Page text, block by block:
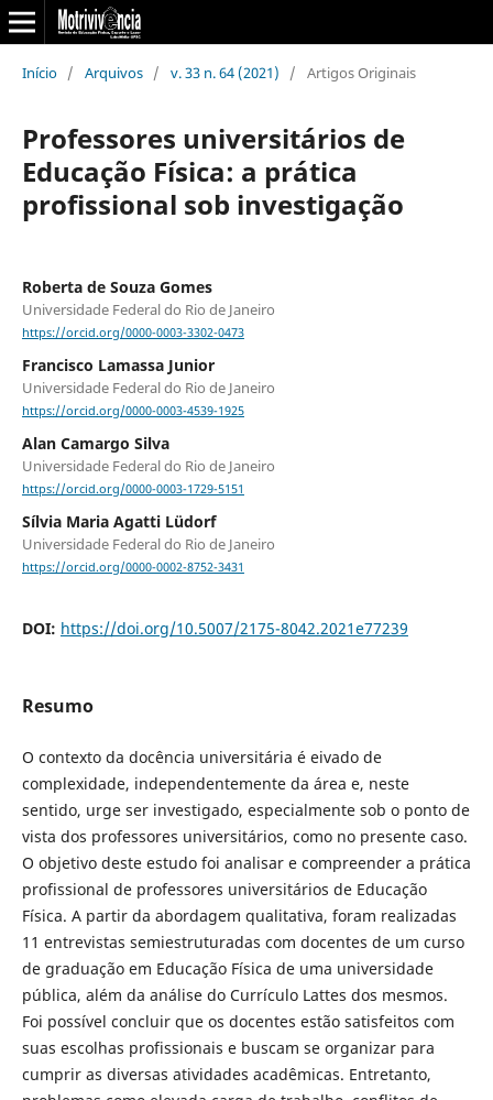
Início / Arquivos / v. 33 n. 64 (2021) / Artigos Originais
Professores universitários de
Educação Física: a prática
profissional sob investigação
Roberta de Souza Gomes
Universidade Federal do Rio de Janeiro
https://orcid.org/0000-0003-3302-0473
Francisco Lamassa Junior
Universidade Federal do Rio de Janeiro
https://orcid.org/0000-0003-4539-1925
Alan Camargo Silva
Universidade Federal do Rio de Janeiro
https://orcid.org/0000-0003-1729-5151
Sílvia Maria Agatti Lüdorf
Universidade Federal do Rio de Janeiro
https://orcid.org/0000-0002-8752-3431
DOI: https://doi.org/10.5007/2175-8042.2021e77239
Resumo
O contexto da docência universitária é eivado de
complexidade, independentemente da área e, neste
sentido, urge ser investigado, especialmente sob o ponto de
vista dos professores universitários, como no presente caso.
O objetivo deste estudo foi analisar e compreender a prática
profissional de professores universitários de Educação
Física. A partir da abordagem qualitativa, foram realizadas
11 entrevistas semiestruturadas com docentes de um curso
de graduação em Educação Física de uma universidade
pública, além da análise do Currículo Lattes dos mesmos.
Foi possível concluir que os docentes estão satisfeitos com
suas escolhas profissionais e buscam se organizar para
cumprir as diversas atividades acadêmicas. Entretanto,